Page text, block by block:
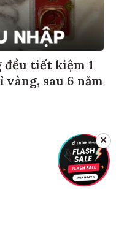
đều tiết kiệm 1
vàng, sau 6 năm
✕